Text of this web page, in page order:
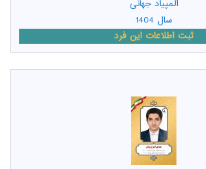
المپیاد جهانی
سال 1404
ثبت اطلاعات این فرد